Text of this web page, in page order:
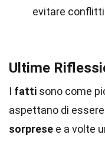
evitare
Ultime
I fatti sono come
aspettano di
sorprese e a volte